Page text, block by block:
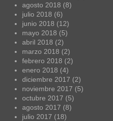
agosto 2018 (8)
julio 2018 (6)
junio 2018 (12)
mayo 2018 (5)
abril 2018 (2)
marzo 2018 (2)
febrero 2018 (2)
enero 2018 (4)
diciembre 2017 (2)
noviembre 2017 (5)
octubre 2017 (5)
agosto 2017 (8)
julio 2017 (18)